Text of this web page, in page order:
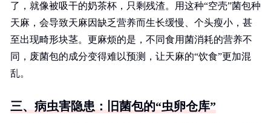
了，就像被吸干的奶茶杯，只剩残渣。用这种“空壳”菌包种
天麻，会导致天麻因缺乏营养而生长缓慢、个头瘦小，甚
至出现畸形块茎。更麻烦的是，不同食用菌消耗的营养不
同，废菌包的成分变得难以预测，让天麻的“饮食”更加混
乱。
三、病虫害隐患：旧菌包的“虫卵仓库”